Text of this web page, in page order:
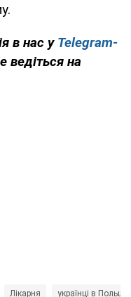
в нас у Telegram-
ведіться на
Лікарня українці в Польщі